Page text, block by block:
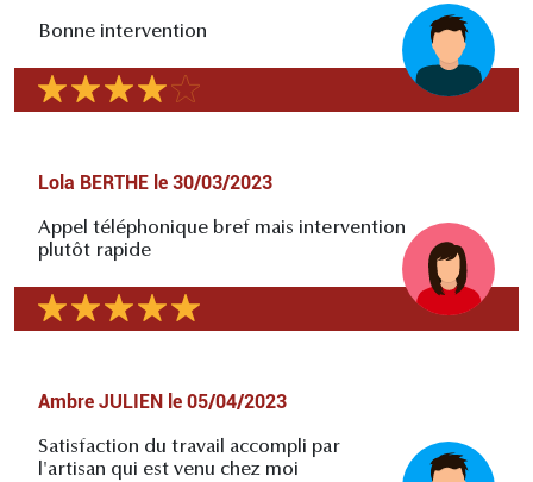
Bonne intervention
Lola BERTHE le 30/03/2023
Appel téléphonique bref mais intervention
plutôt rapide
Ambre JULIEN le 05/04/2023
Satisfaction du travail accompli par
l'artisan qui est venu chez moi